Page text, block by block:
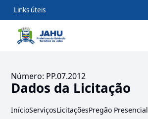
Links úteis
Número: PP.07.2012
Dados da Licitação
InícioServiçosLicitaçõesPregão Presencial